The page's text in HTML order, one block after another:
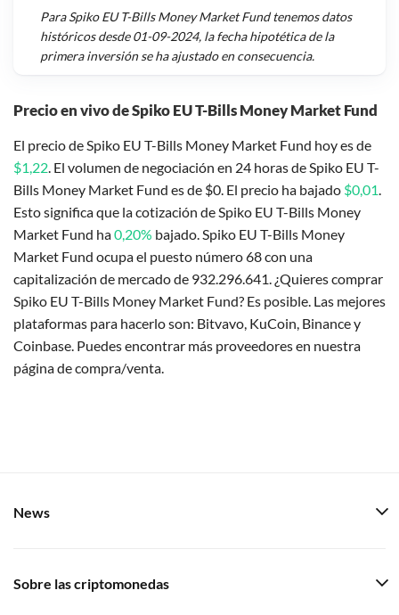
Precio en vivo de Spiko EU T-Bills Money Market Fund
El precio de Spiko EU T-Bills Money Market Fund hoy es de
$1,22. El volumen de negociación en 24 horas de Spiko EU T-
Bills Money Market Fund es de $0. El precio ha bajado $0,01.
Esto significa que la cotización de Spiko EU T-Bills Money
Market Fund ha0,20% bajado. Spiko EU T-Bills Money
Market Fund ocupa el puesto número 68 con una
capitalización de mercado de 932.296.641. ¿Quieres comprar
Spiko EU T-Bills Money Market Fund? Es posible. Las mejores
plataformas para hacerlo son: Bitvavo, KuCoin, Binance y
Coinbase. Puedes encontrar más proveedores en nuestra
página de compra/venta.
ParaSpiko EU T-Bills Money Market Fundtenemos datos
históricos desde01-09-2024, la fecha hipotética de la
primera inversión se ha ajustado en consecuencia.
News
Sobre las criptomonedas